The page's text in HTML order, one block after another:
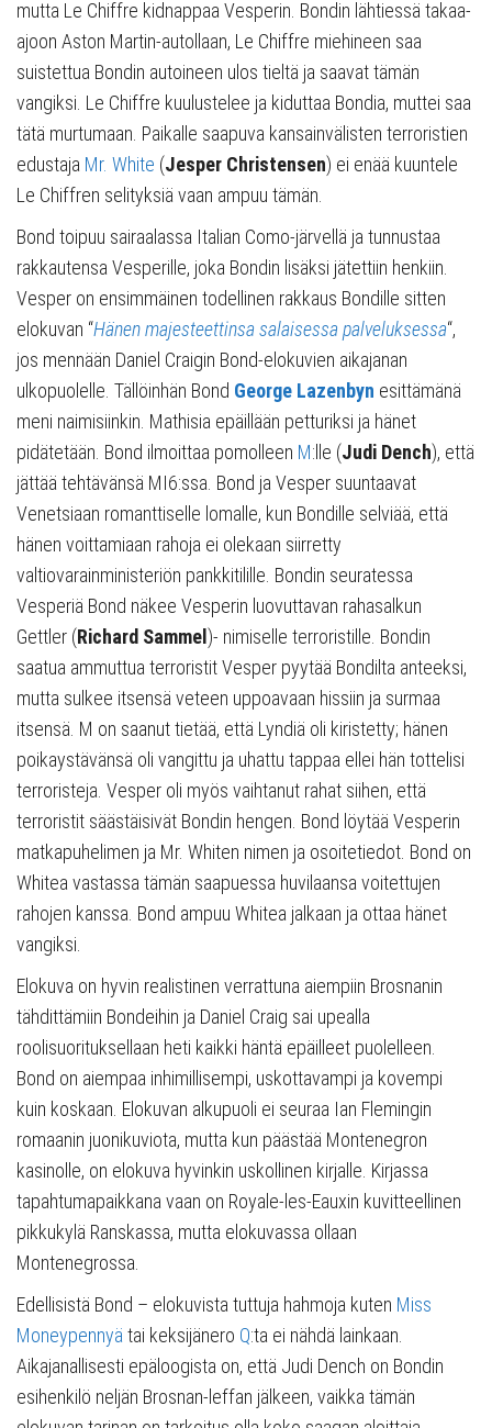
mutta Le Chiffre kidnappaa Vesperin. Bondin lähtiessä takaa-
ajoon Aston Martin-autollaan, Le Chiffre miehineen saa
suistettua Bondin autoineen ulos tieltä ja saavat tämän
vangiksi. Le Chiffre kuulustelee ja kiduttaa Bondia, muttei saa
tätä murtumaan. Paikalle saapuva kansainvälisten terroristien
edustaja Mr. White (Jesper Christensen) ei enää kuuntele
Le Chiffren selityksiä vaan ampuu tämän.
Bond toipuu sairaalassa Italian Como-järvellä ja tunnustaa
rakkautensa Vesperille, joka Bondin lisäksi jätettiin henkiin.
Vesper on ensimmäinen todellinen rakkaus Bondille sitten
elokuvan “Hänen majesteettinsa salaisessa palveluksessa“,
jos mennään Daniel Craigin Bond-elokuvien aikajanan
ulkopuolelle. Tällöinhän Bond George Lazenbyn esittämänä
meni naimisiinkin. Mathisia epäillään petturiksi ja hänet
pidätetään. Bond ilmoittaa pomolleen M:lle (Judi Dench), että
jättää tehtävänsä MI6:ssa. Bond ja Vesper suuntaavat
Venetsiaan romanttiselle lomalle, kun Bondille selviää, että
hänen voittamiaan rahoja ei olekaan siirretty
valtiovarainministeriön pankkitilille. Bondin seuratessa
Vesperiä Bond näkee Vesperin luovuttavan rahasalkun
Gettler (Richard Sammel)- nimiselle terroristille. Bondin
saatua ammuttua terroristit Vesper pyytää Bondilta anteeksi,
mutta sulkee itsensä veteen uppoavaan hissiin ja surmaa
itsensä. M on saanut tietää, että Lyndiä oli kiristetty; hänen
poikaystävänsä oli vangittu ja uhattu tappaa ellei hän tottelisi
terroristeja. Vesper oli myös vaihtanut rahat siihen, että
terroristit säästäisivät Bondin hengen. Bond löytää Vesperin
matkapuhelimen ja Mr. Whiten nimen ja osoitetiedot. Bond on
Whitea vastassa tämän saapuessa huvilaansa voitettujen
rahojen kanssa. Bond ampuu Whitea jalkaan ja ottaa hänet
vangiksi.
Elokuva on hyvin realistinen verrattuna aiempiin Brosnanin
tähdittämiin Bondeihin ja Daniel Craig sai upealla
roolisuorituksellaan heti kaikki häntä epäilleet puolelleen.
Bond on aiempaa inhimillisempi, uskottavampi ja kovempi
kuin koskaan. Elokuvan alkupuoli ei seuraa Ian Flemingin
romaanin juonikuviota, mutta kun päästää Montenegron
kasinolle, on elokuva hyvinkin uskollinen kirjalle. Kirjassa
tapahtumapaikkana vaan on Royale-les-Eauxin kuvitteellinen
pikkukylä Ranskassa, mutta elokuvassa ollaan
Montenegrossa.
Edellisistä Bond – elokuvista tuttuja hahmoja kuten Miss
Moneypennyä tai keksijänero Q:ta ei nähdä lainkaan.
Aikajanallisesti epäloogista on, että Judi Dench on Bondin
esihenkilö neljän Brosnan-leffan jälkeen, vaikka tämän